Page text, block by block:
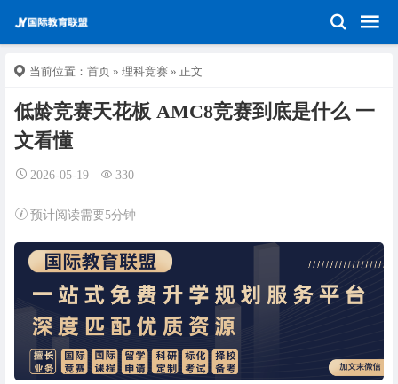
当前位置： 首页 » 理科竞赛 » 正文
低龄竞赛天花板 AMC8竞赛到底是什么 一
文看懂
2026-05-19 330
预计阅读需要5分钟